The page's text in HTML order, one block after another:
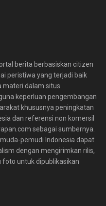
berita berbasiskan citizen
peristiwa yang terjadi baik
materi dalam situs
keperluan pengembangan
khususnya peningkatan
dan referensi non komersil
sebagai sumbernya.
pemudi Indonesia dapat
dengan mengirimkan rilis,
untuk dipublikasikan